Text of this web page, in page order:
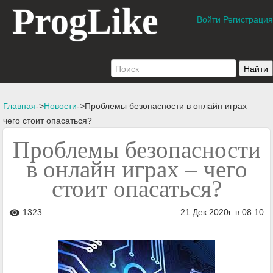
ProgLike Войти Регистрация
Главная->Новости->Проблемы безопасности в онлайн играх –
чего стоит опасаться?
Проблемы безопасности
в онлайн играх – чего
стоит опасаться?
visibility 1323 21 Дек 2020г. в 08:10